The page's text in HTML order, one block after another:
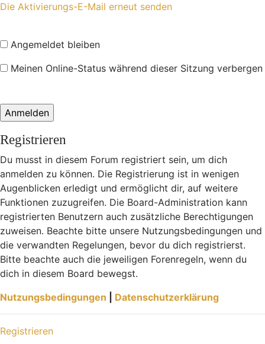
Die Aktivierungs-E-Mail erneut senden
Angemeldet bleiben
Meinen Online-Status während dieser Sitzung verbergen
Registrieren
Du musst in diesem Forum registriert sein, um dich
anmelden zu können. Die Registrierung ist in wenigen
Augenblicken erledigt und ermöglicht dir, auf weitere
Funktionen zuzugreifen. Die Board-Administration kann
registrierten Benutzern auch zusätzliche Berechtigungen
zuweisen. Beachte bitte unsere Nutzungsbedingungen und
die verwandten Regelungen, bevor du dich registrierst.
Bitte beachte auch die jeweiligen Forenregeln, wenn du
dich in diesem Board bewegst.
Nutzungsbedingungen
Datenschutzerklärung
Registrieren